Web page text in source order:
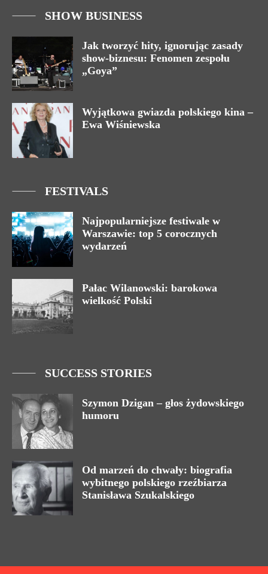
SHOW BUSINESS
Jak tworzyć hity, ignorując zasady
show-biznesu: Fenomen zespołu
„Goya”
Wyjątkowa gwiazda polskiego kina –
Ewa Wiśniewska
FESTIVALS
Najpopularniejsze festiwale w
Warszawie: top 5 corocznych
wydarzeń
Pałac Wilanowski: barokowa
wielkość Polski
SUCCESS STORIES
Szymon Dzigan – głos żydowskiego
humoru
Od marzeń do chwały: biografia
wybitnego polskiego rzeźbiarza
Stanisława Szukalskiego